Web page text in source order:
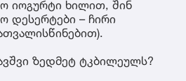
იოგურტი ხილით, შინ
დესერტები – ჩირი
ზედმეტ ტკბილეულს?